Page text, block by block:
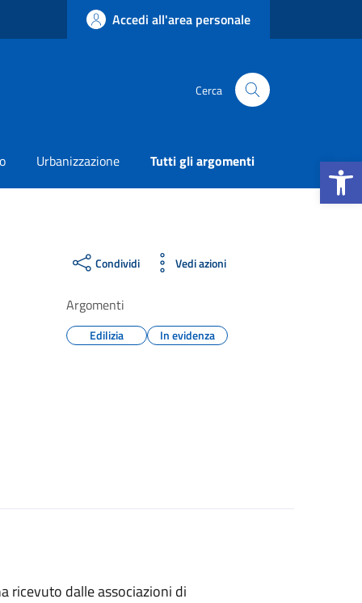
Apri la
Accedi all'area personale
Cerca
Urbanizzazione Tutti gli argomenti
Condividi Vedi azioni
Argomenti
Edilizia In evidenza
ricevuto dalle associazioni di